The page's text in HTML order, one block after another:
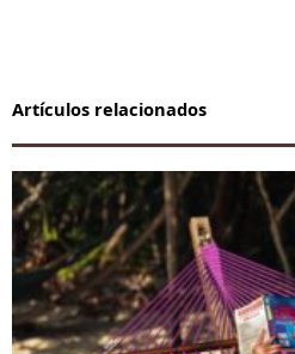
Artículos relacionados